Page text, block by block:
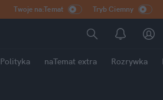
Twoje na:Temat Tryb Ciemny
Polityka naTemat extra Rozrywka